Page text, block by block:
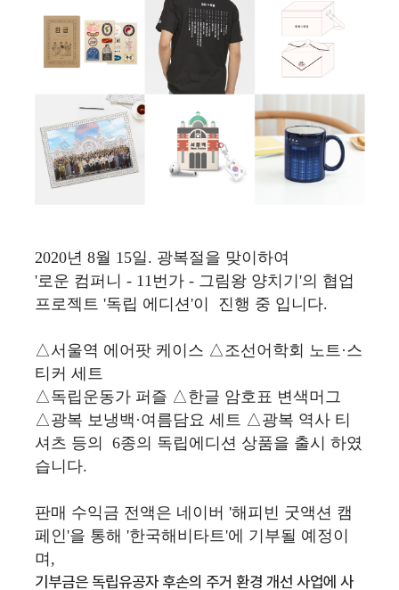
2020년 8월 15일. 광복절을 맞이하여
'로운 컴퍼니 - 11번가 - 그림왕 양치기'의 협업
프로젝트 '독립 에디션'이 진행 중 입니다.
△서울역 에어팟 케이스 △조선어학회 노트·스
티커 세트
△독립운동가 퍼즐 △한글 암호표 변색머그
△광복 보냉백·여름담요 세트 △광복 역사 티
셔츠 등의 6종의 독립에디션 상품을 출시 하였
습니다.
판매 수익금 전액은 네이버 '해피빈 굿액션 캠
페인'을 통해 '한국해비타트'에 기부될 예정이
며,
기부금은 독립유공자 후손의 주거 환경 개선 사업에 사